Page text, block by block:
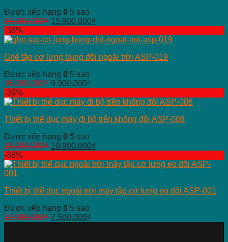
Được xếp hạng 0 5 sao
26.000.000₫ 15.900.000₫
-38%
Ghế tập cơ lưng bụng đôi ngoài trời ASP-019
Được xếp hạng 0 5 sao
16.000.000₫ 9.900.000₫
-39%
Thiết bị thể dục máy đi bộ trên không đôi ASP-008
Được xếp hạng 0 5 sao
18.000.000₫ 10.900.000₫
-38%
Thiết bị thể dục ngoài trời máy tập cơ lưng eo đôi ASP-001
Được xếp hạng 0 5 sao
12.000.000₫ 7.500.000₫